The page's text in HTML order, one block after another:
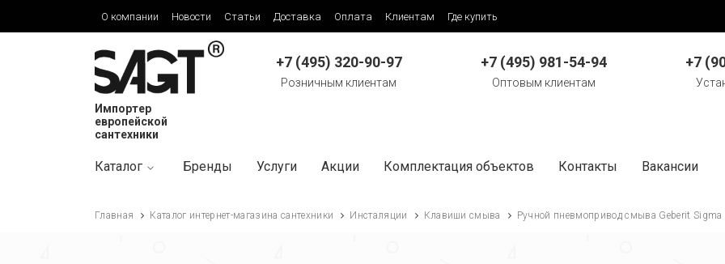
О компании Новости Статьи Доставка Оплата Клиентам Где купить
Импортер
европейской
сантехники
+7 (495) 320-90-97
Розничным клиентам
+7 (495) 981-54-94
Оптовым клиентам
+7
Каталог Бренды Услуги Акции Комплектация объектов Контакты Вакансии
Главная Каталог интернет-магазина сантехники Инсталяции Клавиши смыва Ручной пневмопривод смыва Geberit